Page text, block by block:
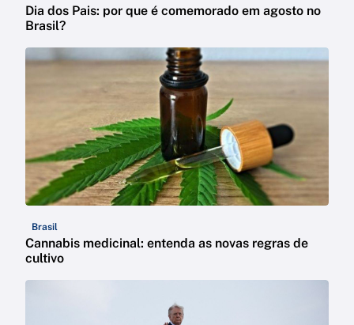
Dia dos Pais: por que é comemorado em agosto no
Brasil?
Brasil
Cannabis medicinal: entenda as novas regras de
cultivo